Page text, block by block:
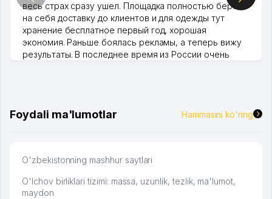
весь страх сразу ушел. Площадка полностью берет
на себя доставку до клиентов и для одежды тут
хранение бесплатное первый год, хорошая
экономия. Раньше боялась рекламы, а теперь вижу
результаты. В последнее время из России очень
Foydali ma'lumotlar Hammasini ko'ring
O'zbekistonning mashhur saytlari
O'lchov birliklari tizimi: massa, uzunlik, tezlik, ma'lumot,
maydon